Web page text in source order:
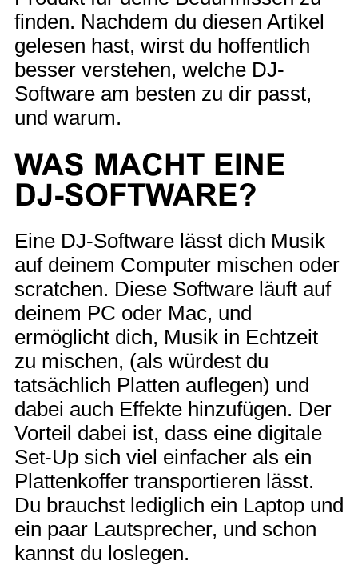
finden. Nachdem du diesen Artikel
gelesen hast, wirst du hoffentlich
besser verstehen, welche DJ-
Software am besten zu dir passt,
und warum.
WAS MACHT EINE
DJ-SOFTWARE?
Eine DJ-Software lässt dich Musik
auf deinem Computer mischen oder
scratchen. Diese Software läuft auf
deinem PC oder Mac, und
ermöglicht dich, Musik in Echtzeit
zu mischen, (als würdest du
tatsächlich Platten auflegen) und
dabei auch Effekte hinzufügen. Der
Vorteil dabei ist, dass eine digitale
Set-Up sich viel einfacher als ein
Plattenkoffer transportieren lässt.
Du brauchst lediglich ein Laptop und
ein paar Lautsprecher, und schon
kannst du loslegen.